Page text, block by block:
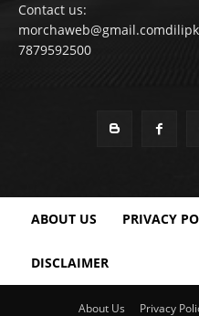
Contact us:
7879592500
ABOUT US PRIVACY
DISCLAIMER
About Us Privacy